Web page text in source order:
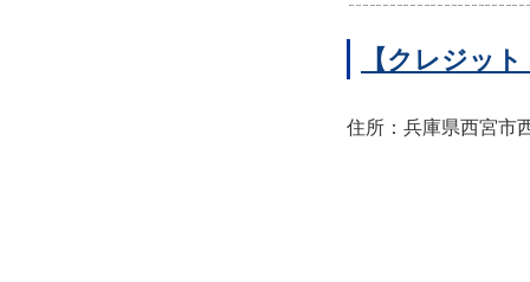
【クレジッ
住所：兵庫県西宮市